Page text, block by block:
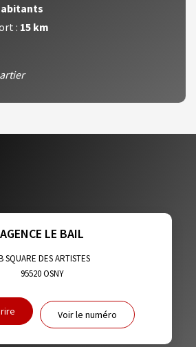
: 15 km
: SUPERFICIE :
COMMERCES
AGENCE LE BAIL
SQUARE DES ARTISTES
95520OSNY
Voir le numéro